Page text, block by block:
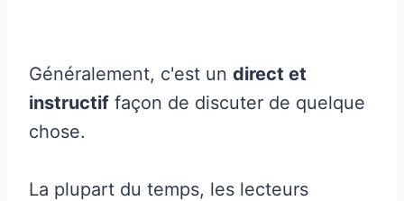
Généralement, c'est un direct et
instructif façon de discuter de quelque
chose.
La plupart du temps, les lecteurs